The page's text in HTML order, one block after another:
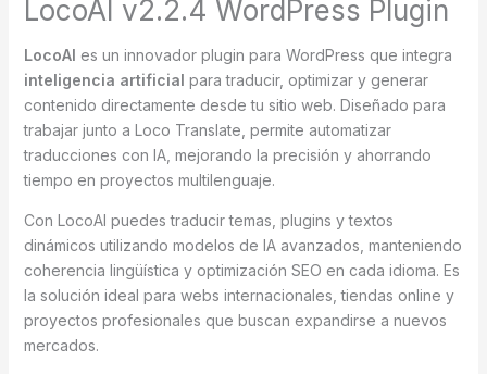
LocoAI v2.2.4 WordPress Plugin
LocoAI es un innovador plugin para WordPress que integra
inteligencia artificial para traducir, optimizar y generar
contenido directamente desde tu sitio web. Diseñado para
trabajar junto a Loco Translate, permite automatizar
traducciones con IA, mejorando la precisión y ahorrando
tiempo en proyectos multilenguaje.
Con LocoAI puedes traducir temas, plugins y textos
dinámicos utilizando modelos de IA avanzados, manteniendo
coherencia lingüística y optimización SEO en cada idioma. Es
la solución ideal para webs internacionales, tiendas online y
proyectos profesionales que buscan expandirse a nuevos
mercados.